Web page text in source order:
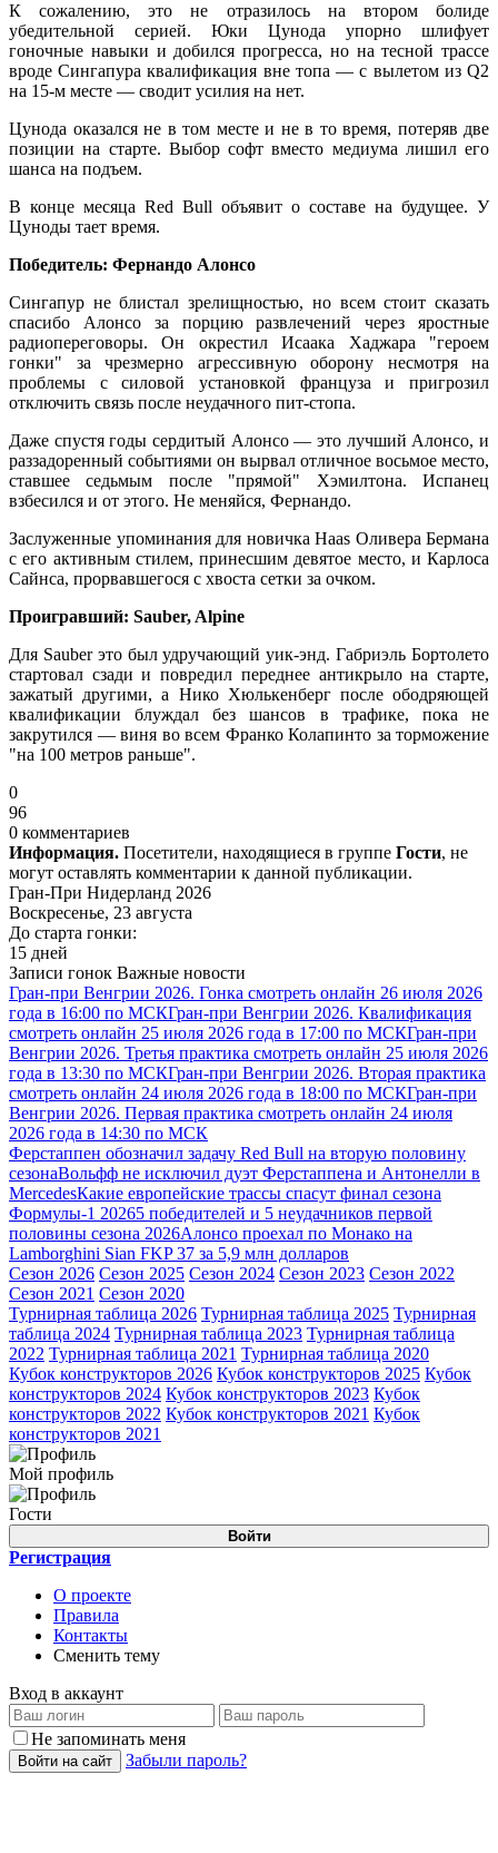
К сожалению, это не отразилось на втором болиде
убедительной серией. Юки Цунода упорно шлифует
гоночные навыки и добился прогресса, но на тесной трассе
вроде Сингапура квалификация вне топа — с вылетом из Q2
на 15-м месте — сводит усилия на нет.
Цунода оказался не в том месте и не в то время, потеряв две
позиции на старте. Выбор софт вместо медиума лишил его
шанса на подъем.
В конце месяца Red Bull объявит о составе на будущее. У
Цуноды тает время.
Победитель: Фернандо Алонсо
Сингапур не блистал зрелищностью, но всем стоит сказать
спасибо Алонсо за порцию развлечений через яростные
радиопереговоры. Он окрестил Исаака Хаджара "героем
гонки" за чрезмерно агрессивную оборону несмотря на
проблемы с силовой установкой француза и пригрозил
отключить связь после неудачного пит-стопа.
Даже спустя годы сердитый Алонсо — это лучший Алонсо, и
раззадоренный событиями он вырвал отличное восьмое место,
ставшее седьмым после "прямой" Хэмилтона. Испанец
взбесился и от этого. Не меняйся, Фернандо.
Заслуженные упоминания для новичка Haas Оливера Бермана
с его активным стилем, принесшим девятое место, и Карлоса
Сайнса, прорвавшегося с хвоста сетки за очком.
Проигравший: Sauber, Alpine
Для Sauber это был удручающий уик-энд. Габриэль Бортолето
стартовал сзади и повредил переднее антикрыло на старте,
зажатый другими, а Нико Хюлькенберг после ободряющей
квалификации блуждал без шансов в трафике, пока не
закрутился — виня во всем Франко Колапинто за торможение
"на 100 метров раньше".
0
96
0 комментариев
Информация. Посетители, находящиеся в группе Гости, не
могут оставлять комментарии к данной публикации.
Гран-При Нидерланд 2026
Воскресенье, 23 августа
До старта гонки:
15 дней
Записи гонок Важные новости
Гран-при Венгрии 2026. Гонка смотреть онлайн 26 июля 2026
года в 16:00 по МСКГран-при Венгрии 2026. Квалификация
смотреть онлайн 25 июля 2026 года в 17:00 по МСКГран-при
Венгрии 2026. Третья практика смотреть онлайн 25 июля 2026
года в 13:30 по МСКГран-при Венгрии 2026. Вторая практика
смотреть онлайн 24 июля 2026 года в 18:00 по МСКГран-при
Венгрии 2026. Первая практика смотреть онлайн 24 июля
2026 года в 14:30 по МСК
Ферстаппен обозначил задачу Red Bull на вторую половину
сезонаВольфф не исключил дуэт Ферстаппена и Антонелли в
MercedesКакие европейские трассы спасут финал сезона
Формулы-1 20265 победителей и 5 неудачников первой
половины сезона 2026Алонсо проехал по Монако на
Lamborghini Sian FKP 37 за 5,9 млн долларов
Сезон 2026 Сезон 2025 Сезон 2024 Сезон 2023 Сезон 2022
Сезон 2021 Сезон 2020
Турнирная таблица 2026 Турнирная таблица 2025 Турнирная
таблица 2024 Турнирная таблица 2023 Турнирная таблица
2022 Турнирная таблица 2021 Турнирная таблица 2020
Кубок конструкторов 2026 Кубок конструкторов 2025 Кубок
конструкторов 2024 Кубок конструкторов 2023 Кубок
конструкторов 2022 Кубок конструкторов 2021 Кубок
конструкторов 2021
Мой профиль
Гости
Войти
Регистрация
О проекте
Правила
Контакты
Сменить тему
Вход в аккаунт
Не запоминать меня
Войти на сайт Забыли пароль?